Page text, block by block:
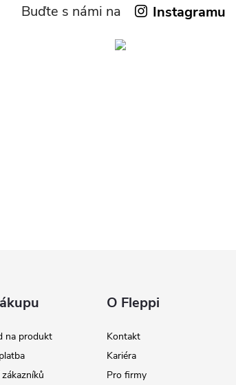
Buďte s námi na Instagramu
na produkt
O Fleppi
Kontakt
Kariéra
Pro firmy